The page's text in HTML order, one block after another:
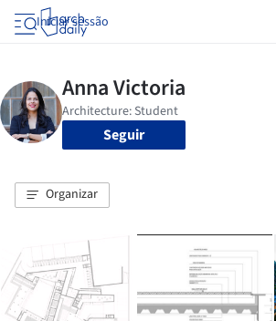
Iniciar sessão
Seguir
Organizar